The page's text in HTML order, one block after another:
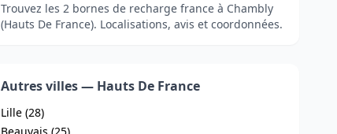
Trouvez les 2 bornes de recharge france à Chambly
(Hauts De France). Localisations, avis et coordonnées.
Autres villes — Hauts De France
Lille (28)